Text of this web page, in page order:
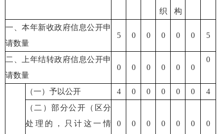
织
构
一、本年新收政府信息公开申
请数量
5 0 0 0 0 0 5
二、上年结转政府信息公开申
请数量
0 0 0 0 0 0
0
（一）予以公开 4 0 0 0 0 0
4
（二）部分公开（区分
处理的，只计这一情
0 0 0 0 0 0 0